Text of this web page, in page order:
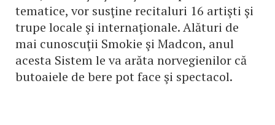
tematice, vor susţine recitaluri 16 artişti şi
trupe locale şi internaţionale. Alături de
mai cunoscuţii Smokie şi Madcon, anul
acesta Sistem le va arăta norvegienilor că
butoaiele de bere pot face şi spectacol.